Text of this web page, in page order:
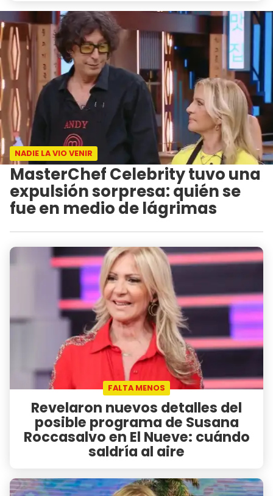
NADIE LA VIO VENIR
MasterChef Celebrity tuvo una
expulsión sorpresa: quién se
fue en medio de lágrimas
FALTA MENOS
Revelaron nuevos detalles del
posible programa de Susana
Roccasalvo en El Nueve: cuándo
saldría al aire